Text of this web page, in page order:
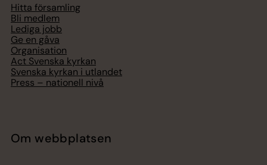
Hitta församling
Bli medlem
Lediga jobb
Ge en gåva
Organisation
Act Svenska kyrkan
Svenska kyrkan i utlandet
Press – nationell nivå
Om webbplatsen